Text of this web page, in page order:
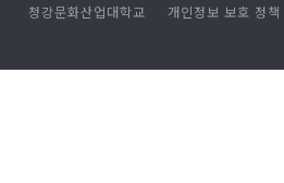
청강문화산업대학교 개인정보 보호 정책